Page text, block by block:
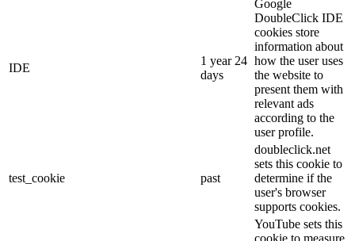
IDE
1 year 24
days
Google
DoubleClick IDE
cookies store
information about
how the user uses
the website to
present them with
relevant ads
according to the
user profile.
test_cookie past
doubleclick.net
sets this cookie to
determine if the
user's browser
supports cookies.
YouTube sets this